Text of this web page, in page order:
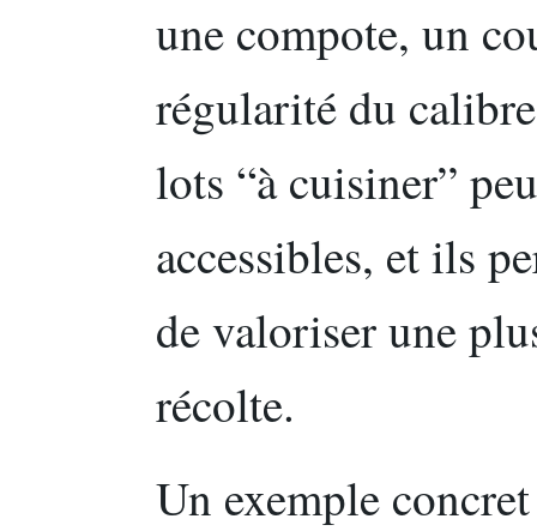
une compote, un
régularité du
lots “à cuisiner”
accessibles, et ils
de valoriser une
récolte.
Un exemple